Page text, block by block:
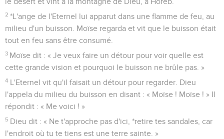
2 *L'ange de l'Eternel lui apparut dans une flamme de feu, au
milieu d'un buisson. Moïse regarda et vit que le buisson était
tout en feu sans être consumé.
3 Moïse dit : « Je veux faire un détour pour voir quelle est
cette grande vision et pourquoi le buisson ne brûle pas. »
4 L'Eternel vit qu'il faisait un détour pour regarder. Dieu
l'appela du milieu du buisson en disant : « Moïse ! Moïse ! » Il
répondit : « Me voici ! »
5 Dieu dit : « Ne t'approche pas d'ici, *retire tes sandales, car
l'endroit où tu te tiens est une terre sainte. »